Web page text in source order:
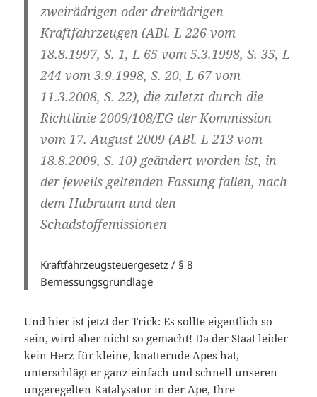
zweirädrigen oder dreirädrigen
Kraftfahrzeugen (ABl. L 226 vom
18.8.1997, S. 1, L 65 vom 5.3.1998, S. 35, L
244 vom 3.9.1998, S. 20, L 67 vom
11.3.2008, S. 22), die zuletzt durch die
Richtlinie 2009/108/EG der Kommission
vom 17. August 2009 (ABl. L 213 vom
18.8.2009, S. 10) geändert worden ist, in
der jeweils geltenden Fassung fallen, nach
dem Hubraum und den
Schadstoffemissionen
Kraftfahrzeugsteuergesetz / § 8
Bemessungsgrundlage
Und hier ist jetzt der Trick: Es sollte eigentlich so
sein, wird aber nicht so gemacht! Da der Staat leider
kein Herz für kleine, knatternde Apes hat,
unterschlägt er ganz einfach und schnell unseren
ungeregelten Katalysator in der Ape, Ihre